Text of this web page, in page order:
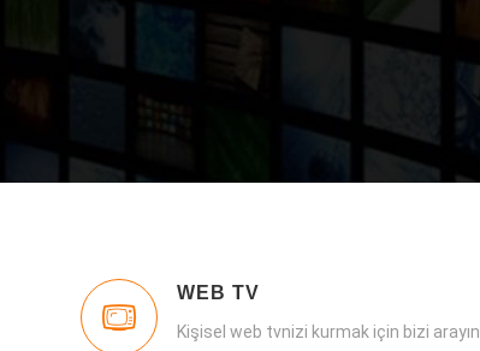
WEB TV
Kişisel web tvnizi kurmak için bizi arayın.